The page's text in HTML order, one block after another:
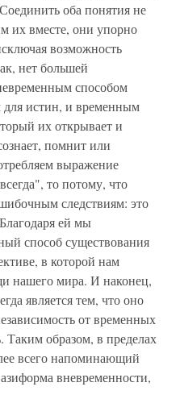
оба понятия не
их вместе, они упорно
возможность
нет большей
способом
для истин, и временным
их открывает и
помнит или
выражение
то потому, что
следствиям: это
ей мы
способ существования
в которой нам
нашего мира. И наконец,
является тем, что оно
от временных
Таким образом, в пределах
всего напоминающий
вневременности,